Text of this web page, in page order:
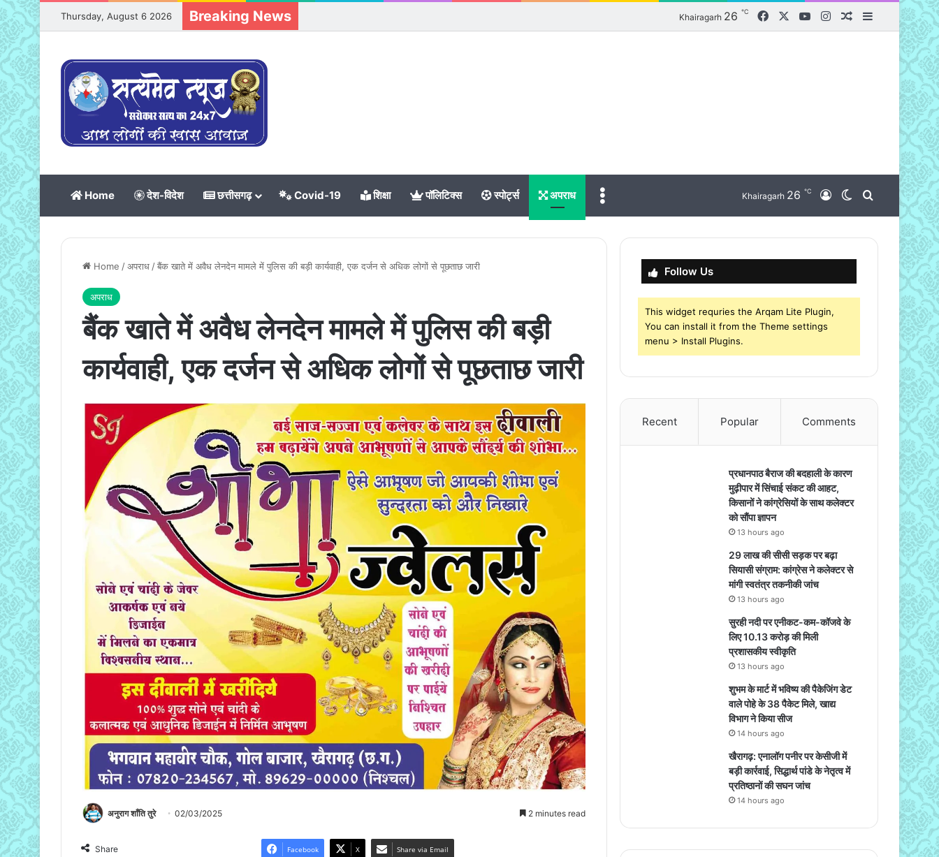
Thursday, August 6 2026 Breaking News Khairagarh 26 ℃ FacebookYouTubeInstagramRandom Article
Sidebar
Home देश-विदेश छत्तीसगढ़ Covid-19 शिक्षा पॉलिटिक्स स्पोर्ट्स अपराध Khairagarh 26 ℃ Log InSwitch skin
Search for
Home /अपराध /बैंक खाते में अवैध लेनदेन मामले में पुलिस की बड़ी कार्यवाही, एक दर्जन से अधिक लोगों से पूछताछ जारी
अपराध
बैंक खाते में अवैध लेनदेन मामले में पुलिस की बड़ी
कार्यवाही, एक दर्जन से अधिक लोगों से पूछताछ जारी
अनुराग शाँति तुरे 02/03/2025 2 minutes read
Share Facebook X Share via Email
Follow Us
This widget requries the Arqam Lite Plugin,
You can install it from the Theme settings
menu > Install Plugins.
Recent Popular Comments
प्रधानपाठ बैराज की बदहाली के कारण
मुढ़ीपार में सिंचाई संकट की आहट,
किसानों ने कांग्रेसियों के साथ कलेक्टर
को सौंपा ज्ञापन
13 hours ago
29 लाख की सीसी सड़क पर बढ़ा
सियासी संग्राम: कांग्रेस ने कलेक्टर से
मांगी स्वतंत्र तकनीकी जांच
13 hours ago
सुरही नदी पर एनीकट-कम-कॉजवे के
लिए 10.13 करोड़ की मिली
प्रशासकीय स्वीकृति
13 hours ago
शुभम के मार्ट में भविष्य की पैकेजिंग डेट
वाले पोहे के 38 पैकेट मिले, खाद्य
विभाग ने किया सीज
14 hours ago
खैरागढ़: एनालॉग पनीर पर केसीजी में
बड़ी कार्रवाई, सिद्धार्थ पांडे के नेतृत्व में
प्रतिष्ठानों की सघन जांच
14 hours ago